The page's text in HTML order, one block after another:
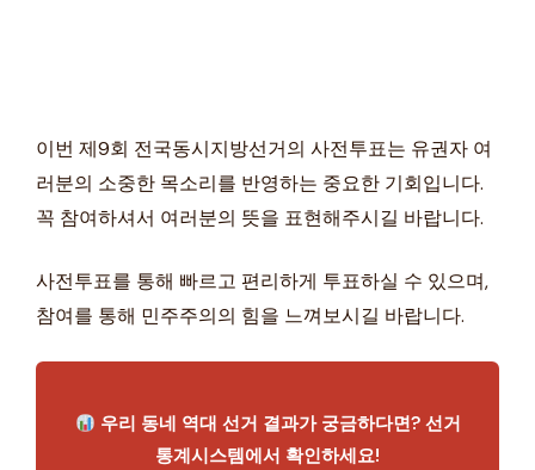
이번 제9회 전국동시지방선거의 사전투표는 유권자 여
러분의 소중한 목소리를 반영하는 중요한 기회입니다.
꼭 참여하셔서 여러분의 뜻을 표현해주시길 바랍니다.
사전투표를 통해 빠르고 편리하게 투표하실 수 있으며,
참여를 통해 민주주의의 힘을 느껴보시길 바랍니다.
우리 동네 역대 선거 결과가 궁금하다면? 선거
통계시스템에서 확인하세요!